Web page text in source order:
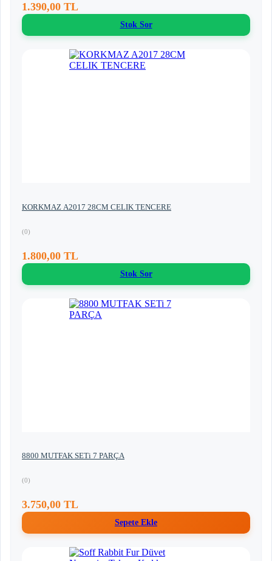
1.390,00 TL
Stok Sor
KORKMAZ A2017 28CM CELIK TENCERE
(0)
1.800,00 TL
Stok Sor
8800 MUTFAK SETi 7 PARÇA
(0)
3.750,00 TL
Sepete Ekle